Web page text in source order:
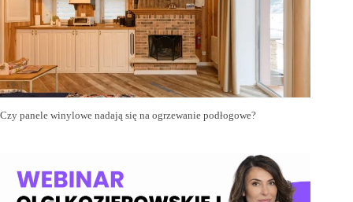
Czy panele winylowe nadają się na ogrzewanie podłogowe?